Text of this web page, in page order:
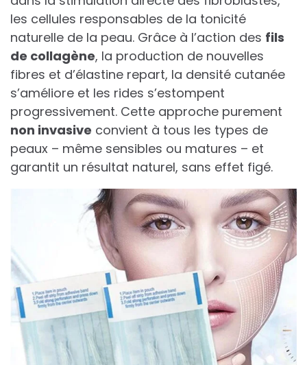
les cellules responsables de la tonicité
naturelle de la peau. Grâce à l’action des fils
de collagène, la production de nouvelles
fibres et d’élastine repart, la densité cutanée
s’améliore et les rides s’estompent
progressivement. Cette approche purement
non invasive convient à tous les types de
peaux – même sensibles ou matures – et
garantit un résultat naturel, sans effet figé.